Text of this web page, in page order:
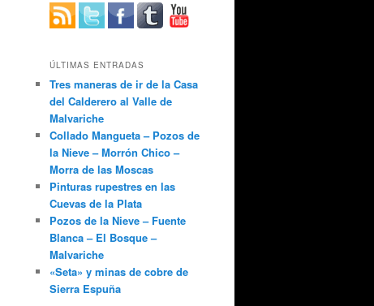
ÚLTIMAS ENTRADAS
Tres maneras de ir de la Casa
del Calderero al Valle de
Malvariche
Collado Mangueta – Pozos de
la Nieve – Morrón Chico –
Morra de las Moscas
Pinturas rupestres en las
Cuevas de la Plata
Pozos de la Nieve – Fuente
Blanca – El Bosque –
Malvariche
«Seta» y minas de cobre de
Sierra Espuña